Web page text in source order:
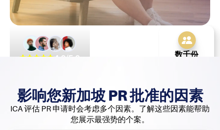
数千份
4.9/5.0
影响您新加坡 PR 批准的因素
ICA 评估 PR 申请时会考虑多个因素。了解这些因素能帮助
您展示最强势的个案。